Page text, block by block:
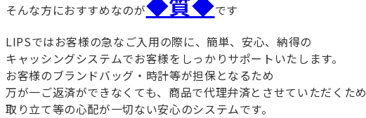
そんな方におすすめなのが
です
LIPSではお客様の急なご入用の際に、簡単、安心、納得の
キャッシングシステムでお客様をしっかりサポートいたします。
お客様のブランドバッグ・時計等が担保となるため
万が一ご返済ができなくても、商品で代理弁済とさせていただくため
取り立て等の心配が一切ない安心のシステムです。